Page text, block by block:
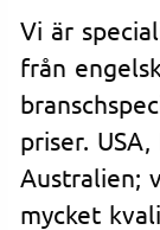
Vi är
från
priser.
Australien;
mycket